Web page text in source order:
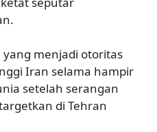
menjadi otoritas
Iran selama hampir
setelah serangan
di Tehran